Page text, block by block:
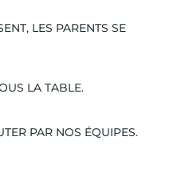
LES PARENTS SE
LA TABLE.
PAR NOS ÉQUIPES.